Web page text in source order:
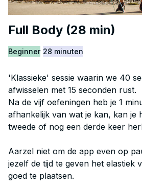
Full Body (28 min)
Beginner 28 minuten
'Klassieke' sessie waarin we 40
afwisselen met 15 seconden rust.
Na de vijf oefeningen heb je 1
afhankelijk van wat je kan, kan je
tweede of nog een derde keer
Aarzel niet om de app even op
jezelf de tijd te geven het elastiek
goed te plaatsen.